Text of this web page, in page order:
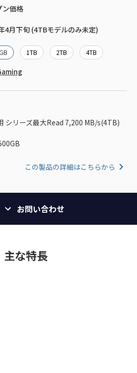
ン価格
4月下旬 (4TBモデルのみ未定)
1TB 2TB 4TB
シリーズ最大Read 7,200 MB/s(4TB)
この製品の詳細はこちらから
お問い合わせ
主な特長